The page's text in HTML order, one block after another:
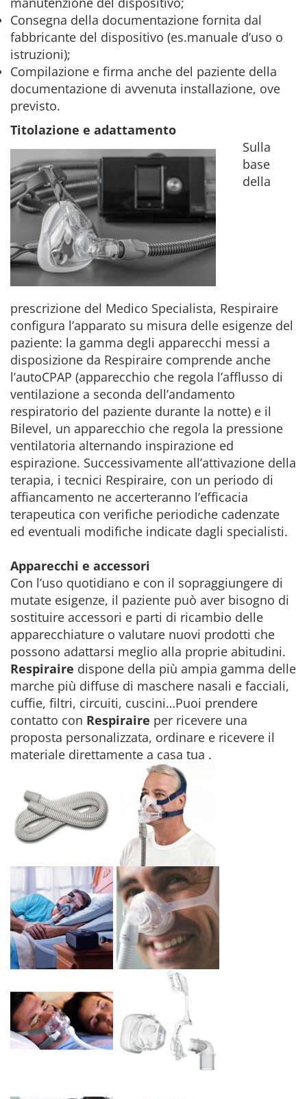
Consegna della documentazione fornita dal
fabbricante del dispositivo (es.manuale dʼuso o
istruzioni);
Compilazione e firma anche del paziente della
documentazione di avvenuta installazione, ove
previsto.
Titolazione e adattamento
Sulla
base
della
prescrizione del Medico Specialista, Respiraire
configura l’apparato su misura delle esigenze del
paziente: la gamma degli apparecchi messi a
disposizione da Respiraire comprende anche
l’autoCPAP (apparecchio che regola l’afflusso di
ventilazione a seconda dell’andamento
respiratorio del paziente durante la notte) e il
Bilevel, un apparecchio che regola la pressione
ventilatoria alternando inspirazione ed
espirazione. Successivamente all’attivazione della
terapia, i tecnici Respiraire, con un periodo di
affiancamento ne accerteranno l’efficacia
terapeutica con verifiche periodiche cadenzate
ed eventuali modifiche indicate dagli specialisti.
Apparecchi e accessori
Con l’uso quotidiano e con il sopraggiungere di
mutate esigenze, il paziente può aver bisogno di
sostituire accessori e parti di ricambio delle
apparecchiature o valutare nuovi prodotti che
possono adattarsi meglio alla proprie abitudini.
Respiraire dispone della più ampia gamma delle
marche più diffuse di maschere nasali e facciali,
cuffie, filtri, circuiti, cuscini…Puoi prendere
contatto con Respiraire per ricevere una
proposta personalizzata, ordinare e ricevere il
materiale direttamente a casa tua .